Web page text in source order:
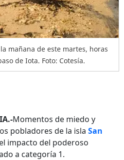
mañana de este martes, horas
de Iota. Foto: Cotesía.
Momentos de miedo y
pobladores de la isla San
impacto del poderoso
a categoría 1.